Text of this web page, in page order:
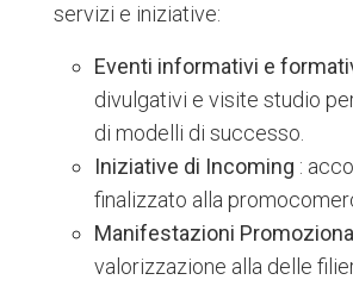
servizi e iniziative:
Eventi informativi e
divulgativi e visite studio
di modelli di successo.
Iniziative di Incoming :
finalizzato alla
Manifestazioni
valorizzazione alla delle